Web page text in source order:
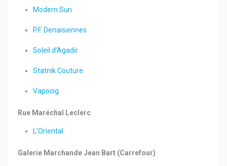
Modern Sun
P.F. Denaisiennes
Soleil d’Agadir
Statnik Couture
Vapocig
Rue Maréchal Leclerc
L’Oriental
Galerie Marchande Jean Bart (Carrefour)